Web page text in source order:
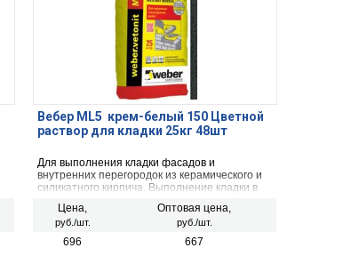
Вебер ML5 крем-белый 150 Цветной
раствор для кладки 25кг 48шт
Для выполнения кладки фасадов и
внутренних перегородок из керамического и
силикатного кирпича. Выполнение кладки в
т.н. холодной части дымохода, находящейся
над кровлей. Изолированная облицовка
топок.
Цена,
руб./шт.
Оптовая цена,
руб./шт.
696 667